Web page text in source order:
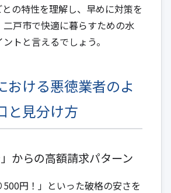
の特性を理解し、早めに対策を
戸市で快適に暮らすための水
トと言えるでしょう。
おける悪徳業者のよ
と見分け方
」からの高額請求パターン
500円！」といった破格の安さを